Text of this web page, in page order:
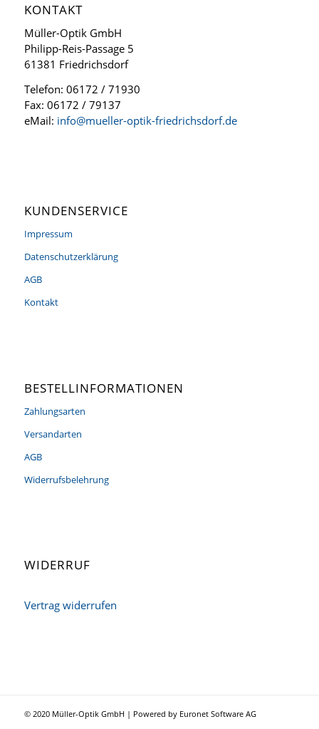
KONTAKT
Müller-Optik GmbH
Philipp-Reis-Passage 5
61381 Friedrichsdorf
Telefon: 06172 / 71930
Fax: 06172 / 79137
eMail: info@mueller-optik-friedrichsdorf.de
KUNDENSERVICE
Impressum
Datenschutzerklärung
AGB
Kontakt
BESTELLINFORMATIONEN
Zahlungsarten
Versandarten
AGB
Widerrufsbelehrung
WIDERRUF
Vertrag widerrufen
© 2020 Müller-Optik GmbH | Powered by Euronet Software AG